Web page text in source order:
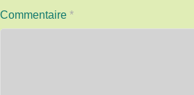
Commentaire *